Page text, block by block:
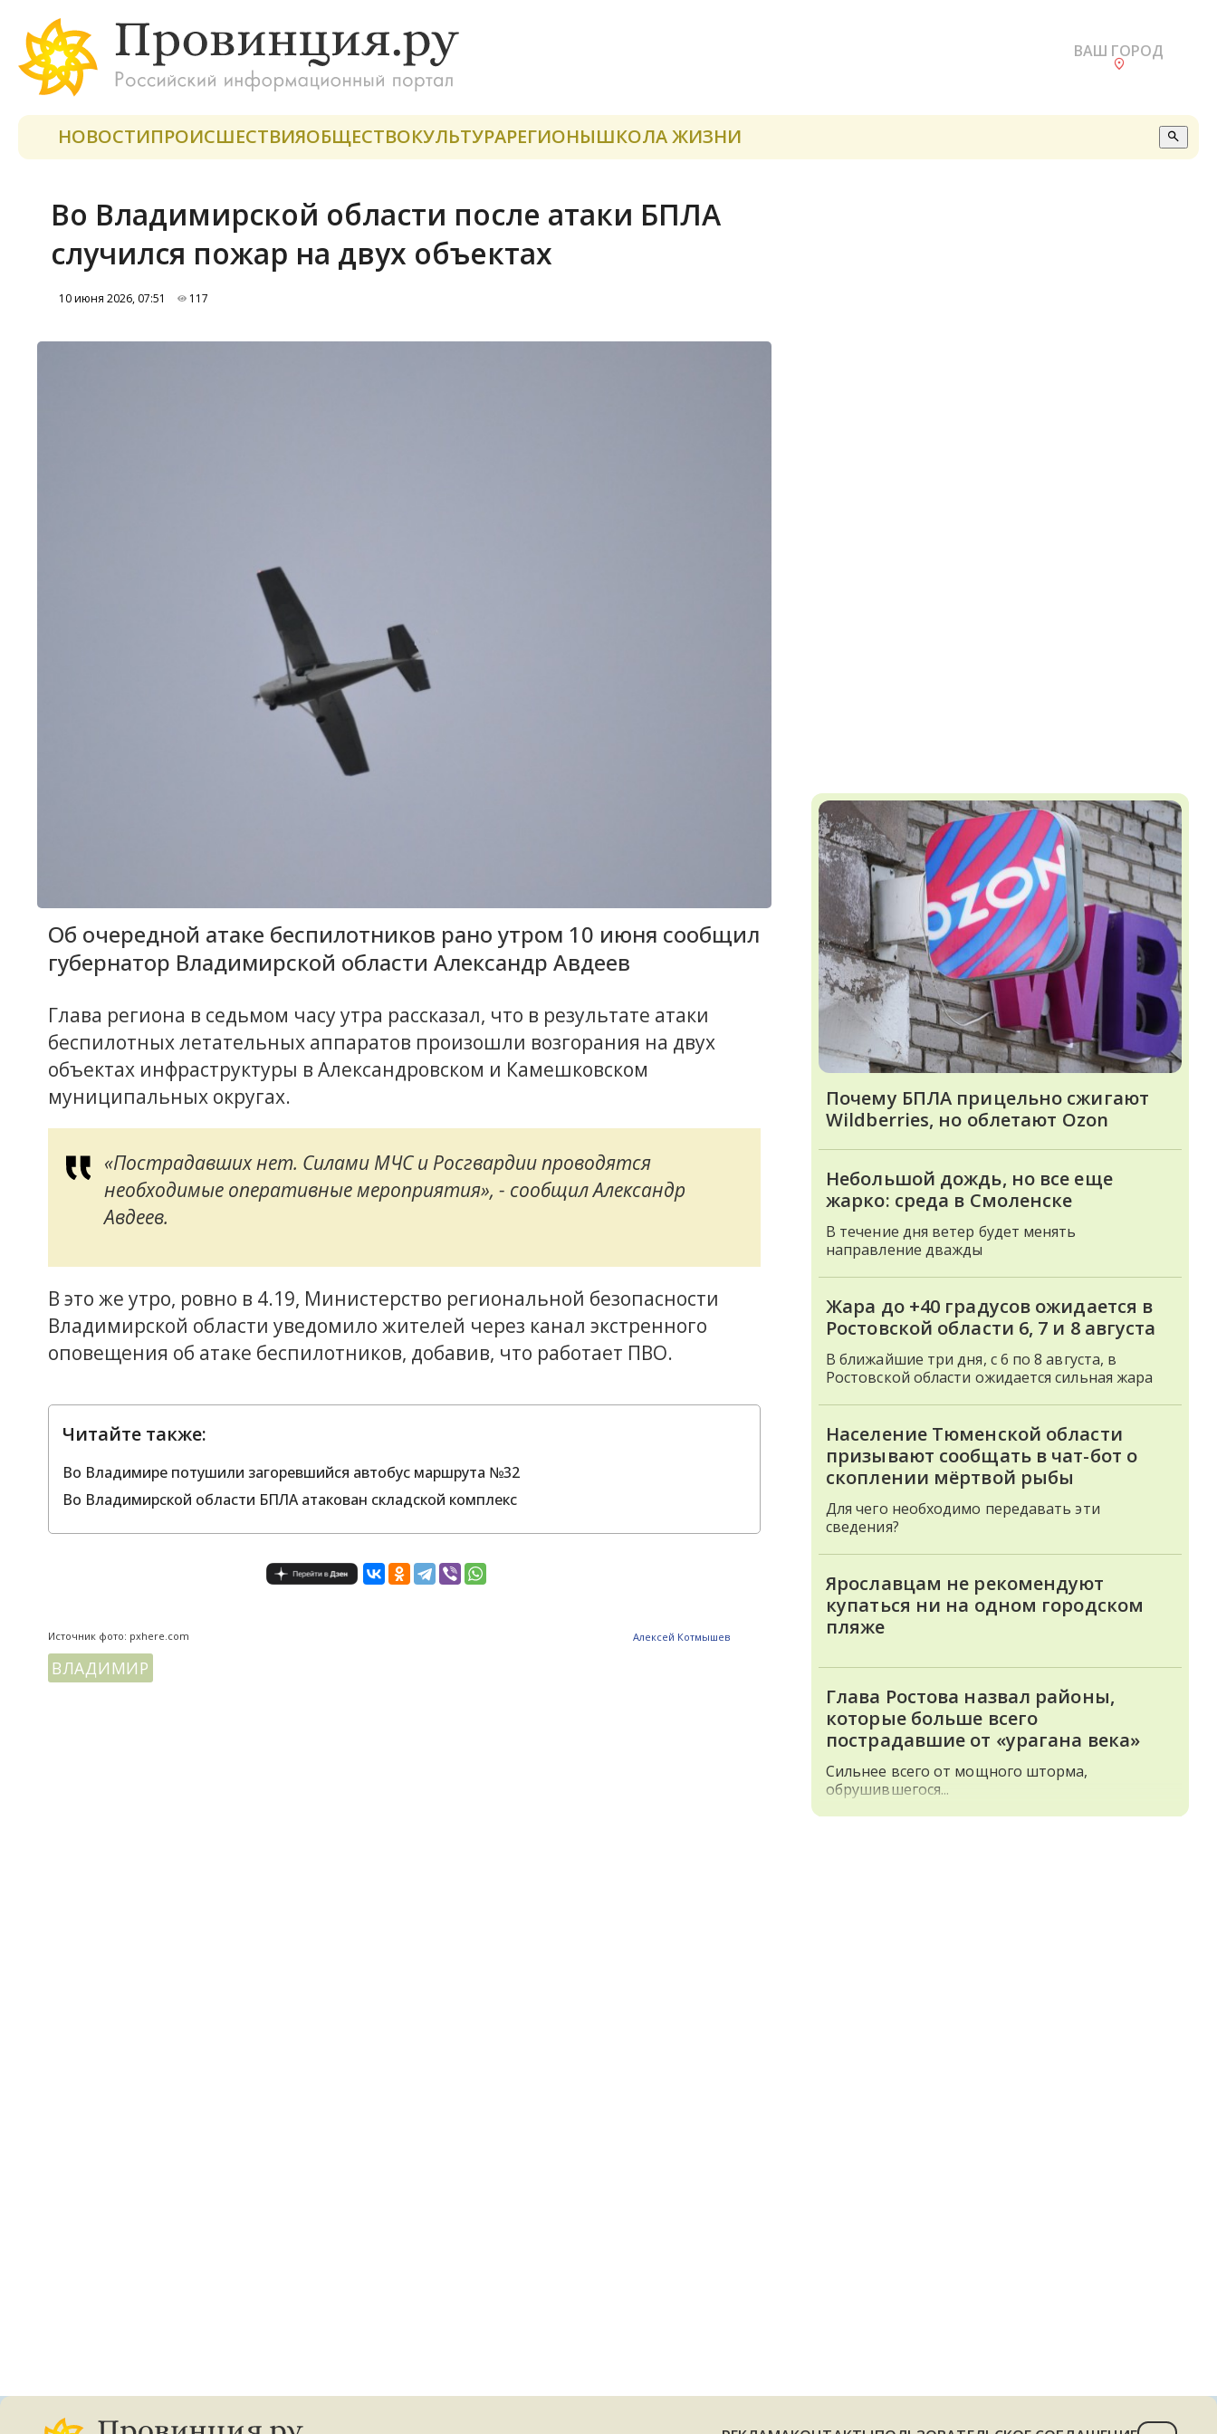
ВАШ ГОРОД
НОВОСТИПРОИСШЕСТВИЯОБЩЕСТВОКУЛЬТУРАРЕГИОНЫШКОЛА ЖИЗНИ
Во Владимирской области после атаки БПЛА
случился пожар на двух объектах
10 июня 2026, 07:51 117
Об очередной атаке беспилотников рано утром 10 июня сообщил
губернатор Владимирской области Александр Авдеев
Глава региона в седьмом часу утра рассказал, что в результате атаки
беспилотных летательных аппаратов произошли возгорания на двух
объектах инфраструктуры в Александровском и Камешковском
муниципальных округах.
«Пострадавших нет. Силами МЧС и Росгвардии проводятся
необходимые оперативные мероприятия», - сообщил Александр
Авдеев.
В это же утро, ровно в 4.19, Министерство региональной безопасности
Владимирской области уведомило жителей через канал экстренного
оповещения об атаке беспилотников, добавив, что работает ПВО.
Читайте также:
Во Владимире потушили загоревшийся автобус маршрута №32
Во Владимирской области БПЛА атакован складской комплекс
Источник фото: pxhere.com Алексей Котмышев
ВЛАДИМИР
Почему БПЛА прицельно сжигают
Wildberries, но облетают Ozon
Небольшой дождь, но все еще
жарко: среда в Смоленске
В течение дня ветер будет менять
направление дважды
Жара до +40 градусов ожидается в
Ростовской области 6, 7 и 8 августа
В ближайшие три дня, с 6 по 8 августа, в
Ростовской области ожидается сильная жара
Население Тюменской области
призывают сообщать в чат-бот о
скоплении мёртвой рыбы
Для чего необходимо передавать эти
сведения?
Ярославцам не рекомендуют
купаться ни на одном городском
пляже
Глава Ростова назвал районы,
которые больше всего
пострадавшие от «урагана века»
Сильнее всего от мощного шторма,
обрушившегося...